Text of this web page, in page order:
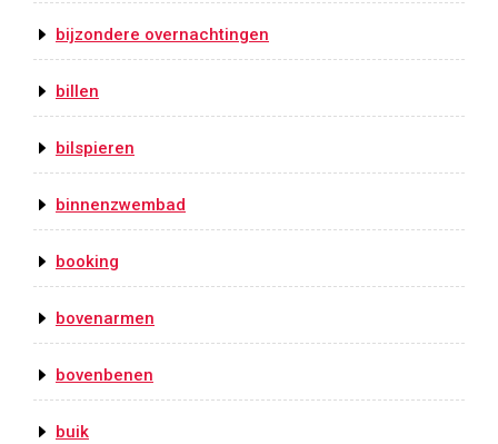
bijzondere overnachtingen
billen
bilspieren
binnenzwembad
booking
bovenarmen
bovenbenen
buik